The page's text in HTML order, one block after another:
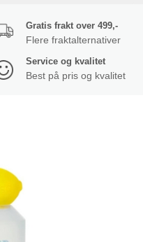
Gratis frakt over 499,-
Flere fraktalternativer
Service og kvalitet
Best på pris og kvalitet